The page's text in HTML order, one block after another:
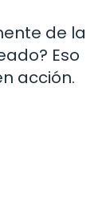
de la
Eso
acción.